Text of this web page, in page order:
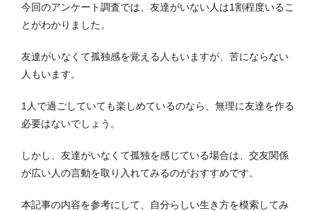
今回のアンケート調査では、友達がいない人は1割程度いるこ
とがわかりました。
友達がいなくて孤独感を覚える人もいますが、苦にならない
人もいます。
1人で過ごしていても楽しめているのなら、無理に友達を作る
必要はないでしょう。
しかし、友達がいなくて孤独を感じている場合は、交友関係
が広い人の言動を取り入れてみるのがおすすめです。
本記事の内容を参考にして、自分らしい生き方を模索してみ